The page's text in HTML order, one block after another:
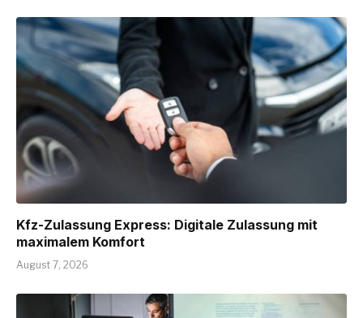
Kfz-Zulassung Express: Digitale Zulassung mit
maximalem Komfort
August 7, 2026